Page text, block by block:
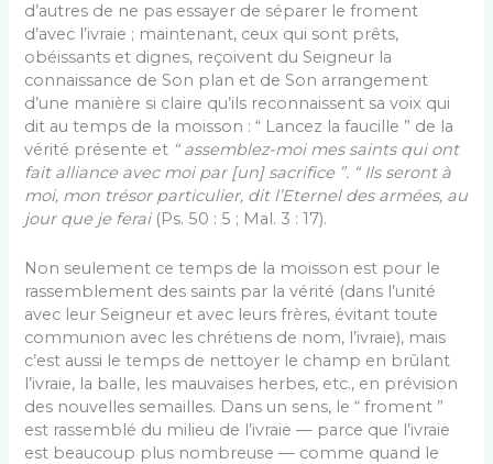
d’autres de ne pas essayer de séparer le froment
d’avec l’ivraie ; maintenant, ceux qui sont prêts,
obéissants et dignes, reçoivent du Seigneur la
connaissance de Son plan et de Son arrangement
d’une manière si claire qu’ils reconnaissent sa voix qui
dit au temps de la moisson : “ Lancez la faucille ” de la
vérité présente et “ assemblez-moi mes saints qui ont
fait alliance avec moi par [un] sacrifice ”. “ Ils seront à
moi, mon trésor particulier, dit l’Eternel des armées, au
jour que je ferai(Ps. 50 : 5 ; Mal. 3 : 17).
Non seulement ce temps de la moisson est pour le
rassemblement des saints par la vérité (dans l’unité
avec leur Seigneur et avec leurs frères, évitant toute
communion avec les chrétiens de nom, l’ivraie), mais
c’est aussi le temps de nettoyer le champ en brûlant
l’ivraie, la balle, les mauvaises herbes, etc., en prévision
des nouvelles semailles. Dans un sens, le “ froment ”
est rassemblé du milieu de l’ivraie — parce que l’ivraie
est beaucoup plus nombreuse — comme quand le